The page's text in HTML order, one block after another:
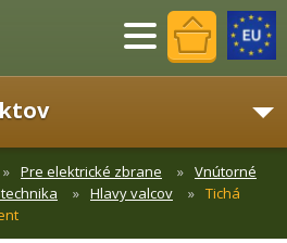
Menu
Pre elektrické zbrane
Vnútorné
Hlavy valcov
Tichá